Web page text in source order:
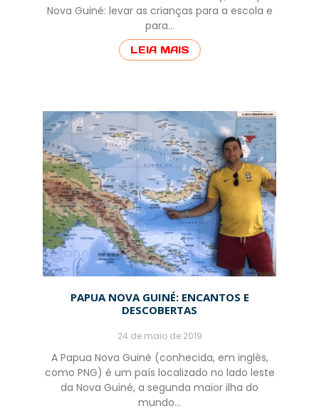
Nova Guiné: levar as crianças para a escola e
para…
LEIA MAIS
PAPUA NOVA GUINÉ: ENCANTOS E
DESCOBERTAS
24 de maio de 2019
A Papua Nova Guiné (conhecida, em inglês,
como PNG) é um país localizado no lado leste
da Nova Guiné, a segunda maior ilha do
mundo…